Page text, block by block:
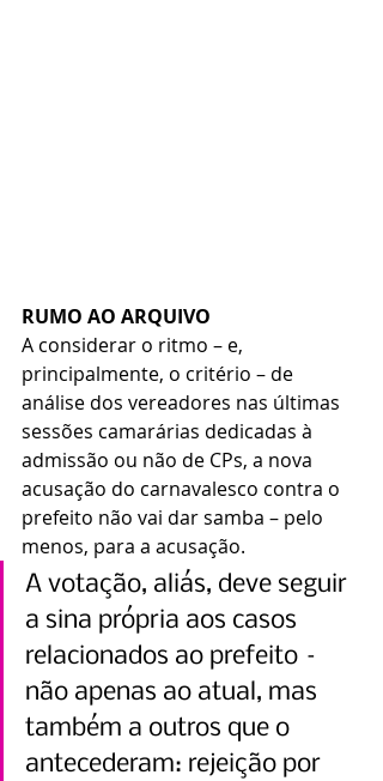
RUMO AO ARQUIVO
A considerar o ritmo – e,
principalmente, o critério – de
análise dos vereadores nas últimas
sessões camarárias dedicadas à
admissão ou não de CPs, a nova
acusação do carnavalesco contra o
prefeito não vai dar samba – pelo
menos, para a acusação.
A votação, aliás, deve seguir
a sina própria aos casos
relacionados ao prefeito –
não apenas ao atual, mas
também a outros que o
antecederam: rejeição por